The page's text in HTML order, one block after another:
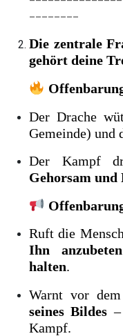
Die zentrale
gehört deine
Der Drache
Gemeinde) und
Der Kampf
Gehorsam
Ruft die
Ihn
halten.
Warnt vor dem
seines Bildes
Kampf.